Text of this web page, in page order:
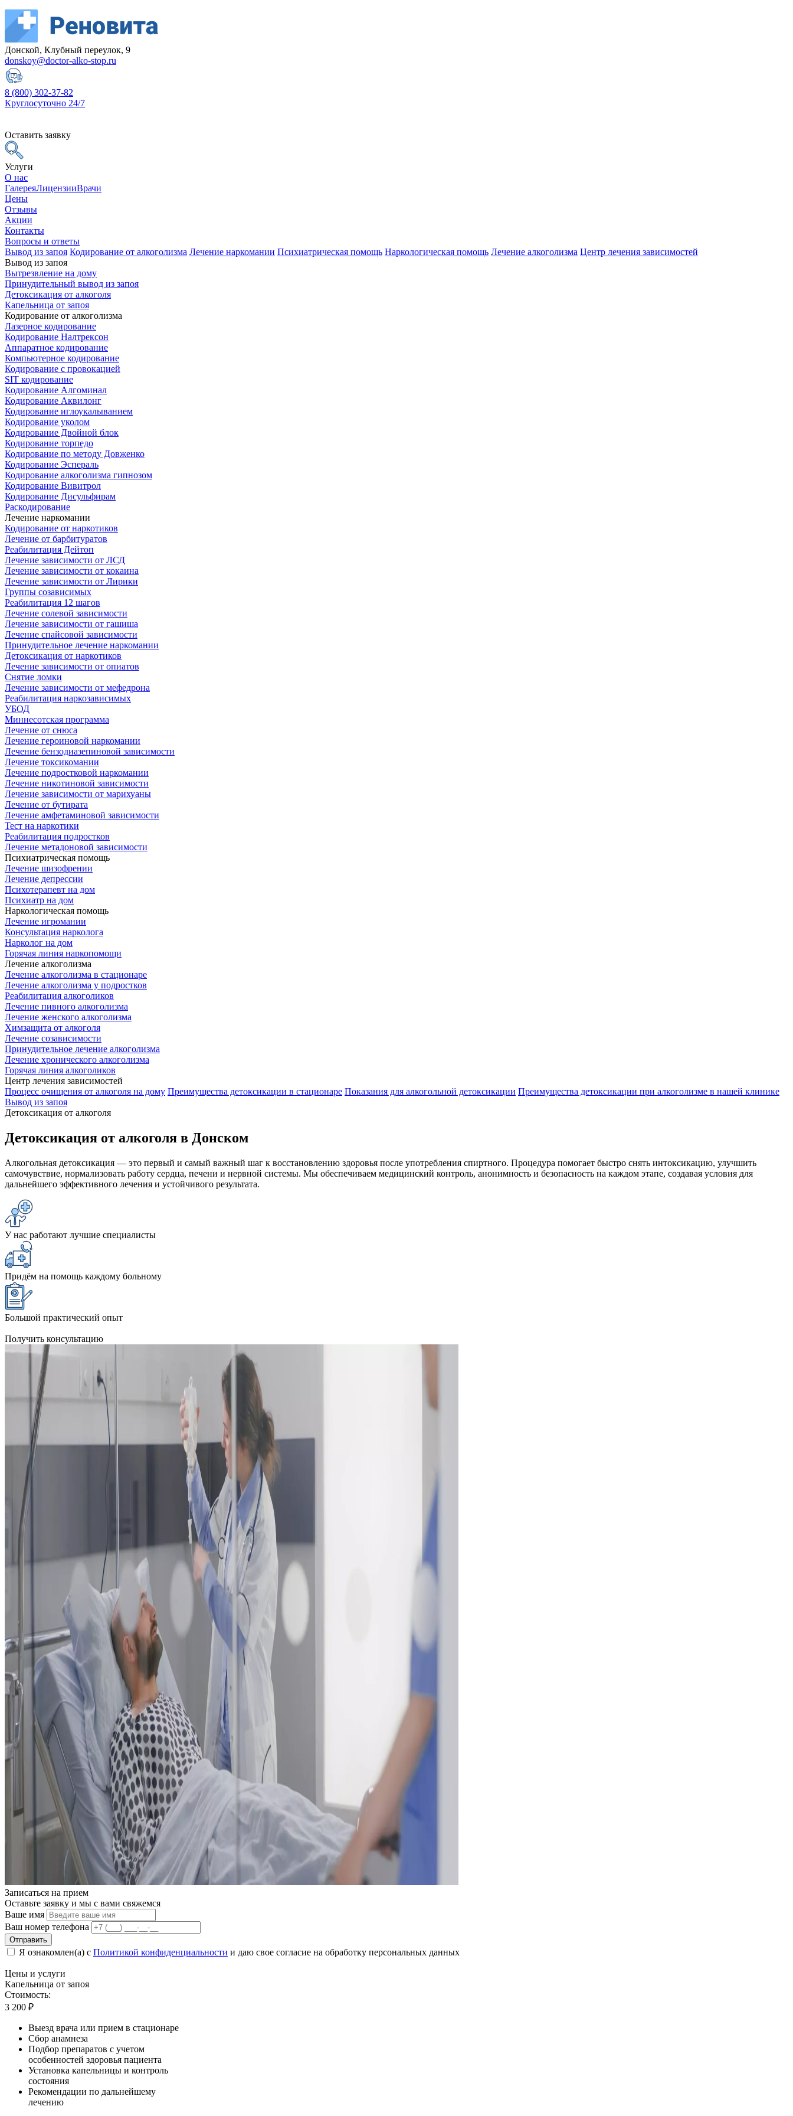
Донской, Клубный переулок, 9
donskoy@doctor-alko-stop.ru
8 (800) 302-37-82
Круглосуточно 24/7
Оставить заявку
Услуги
О нас
ГалереяЛицензииВрачи
Цены
Отзывы
Акции
Контакты
Вопросы и ответы
Вывод из запоя Кодирование от алкоголизма Лечение наркомании Психиатрическая помощь Наркологическая помощь Лечение алкоголизма Центр лечения зависимостей
Вывод из запоя
Вытрезвление на дому
Принудительный вывод из запоя
Детоксикация от алкоголя
Капельница от запоя
Кодирование от алкоголизма
Лазерное кодирование
Кодирование Налтрексон
Аппаратное кодирование
Компьютерное кодирование
Кодирование с провокацией
SIT кодирование
Кодирование Алгоминал
Кодирование Аквилонг
Кодирование иглоукалыванием
Кодирование уколом
Кодирование Двойной блок
Кодирование торпедо
Кодирование по методу Довженко
Кодирование Эспераль
Кодирование алкоголизма гипнозом
Кодирование Вивитрол
Кодирование Дисульфирам
Раскодирование
Лечение наркомании
Кодирование от наркотиков
Лечение от барбитуратов
Реабилитация Дейтоп
Лечение зависимости от ЛСД
Лечение зависимости от кокаина
Лечение зависимости от Лирики
Группы созависимых
Реабилитация 12 шагов
Лечение солевой зависимости
Лечение зависимости от гашиша
Лечение спайсовой зависимости
Принудительное лечение наркомании
Детоксикация от наркотиков
Лечение зависимости от опиатов
Снятие ломки
Лечение зависимости от мефедрона
Реабилитация наркозависимых
УБОД
Миннесотская программа
Лечение от снюса
Лечение героиновой наркомании
Лечение бензодиазепиновой зависимости
Лечение токсикомании
Лечение подростковой наркомании
Лечение никотиновой зависимости
Лечение зависимости от марихуаны
Лечение от бутирата
Лечение амфетаминовой зависимости
Тест на наркотики
Реабилитация подростков
Лечение метадоновой зависимости
Психиатрическая помощь
Лечение шизофрении
Лечение депрессии
Психотерапевт на дом
Психиатр на дом
Наркологическая помощь
Лечение игромании
Консультация нарколога
Нарколог на дом
Горячая линия наркопомощи
Лечение алкоголизма
Лечение алкоголизма в стационаре
Лечение алкоголизма у подростков
Реабилитация алкоголиков
Лечение пивного алкоголизма
Лечение женского алкоголизма
Химзащита от алкоголя
Лечение созависимости
Принудительное лечение алкоголизма
Лечение хронического алкоголизма
Горячая линия алкоголиков
Центр лечения зависимостей
Процесс очищения от алкоголя на дому Преимущества детоксикации в стационаре Показания для алкогольной детоксикации Преимущества детоксикации при алкоголизме в нашей клинике
Вывод из запоя
Детоксикация от алкоголя
Детоксикация от алкоголя в Донском
Алкогольная детоксикация — это первый и самый важный шаг к восстановлению здоровья после употребления спиртного. Процедура помогает быстро снять интоксикацию, улучшить
самочувствие, нормализовать работу сердца, печени и нервной системы. Мы обеспечиваем медицинский контроль, анонимность и безопасность на каждом этапе, создавая условия для
дальнейшего эффективного лечения и устойчивого результата.
У нас работают лучшие специалисты
Придём на помощь каждому больному
Большой практический опыт
Получить консультацию
Записаться на прием
Оставьте заявку и мы с вами свяжемся
Ваше имя
Ваш номер телефона
Отправить
Я ознакомлен(а) с Политикой конфиденциальности и даю свое cогласие на обработку персональных данных
Цены и услуги
Капельница от запоя
Стоимость:
3 200 ₽
Выезд врача или прием в стационаре
Сбор анамнеза
Подбор препаратов с учетом
особенностей здоровья пациента
Установка капельницы и контроль
состояния
Рекомендации по дальнейшему
лечению